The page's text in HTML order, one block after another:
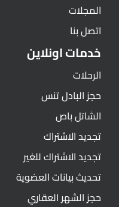
المجلات
اتصل بنا
خدمات اونلاين
الرحلات
حجز البادل تنس
الشاتل باص
تجديد الاشتراك
تجديد الاشتراك للغير
تحديث بيانات العضوية
حجز الشهر العقاري